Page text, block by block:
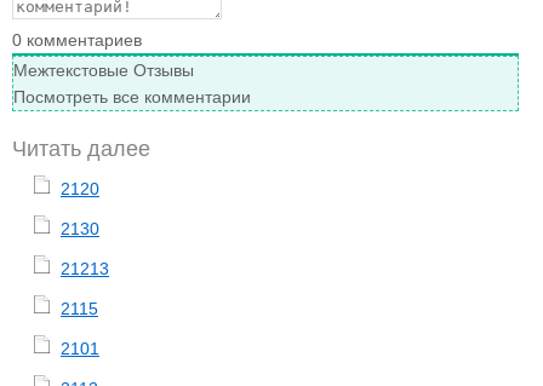
0 комментариев
Межтекстовые Отзывы
Посмотреть все комментарии
Читать далее
2120
2130
21213
2115
2101